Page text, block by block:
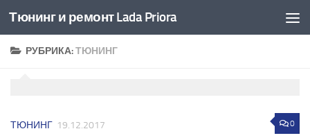
Перейти к содержимому
Тюнинг и ремонт Lada Priora
РУБРИКА:ТЮНИНГ
0
ТЮНИНГ 19.12.2017